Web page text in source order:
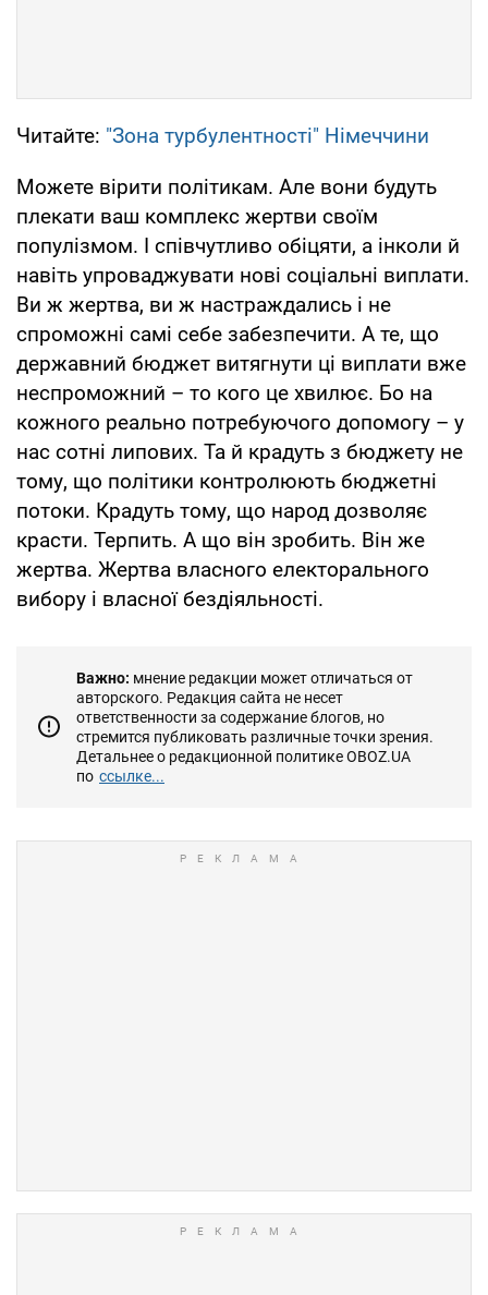
Читайте: "Зона турбулентності" Німеччини
Можете вірити політикам. Але вони будуть
плекати ваш комплекс жертви своїм
популізмом. І співчутливо обіцяти, а інколи й
навіть упроваджувати нові соціальні виплати.
Ви ж жертва, ви ж настраждались і не
спроможні самі себе забезпечити. А те, що
державний бюджет витягнути ці виплати вже
неспроможний – то кого це хвилює. Бо на
кожного реально потребуючого допомогу – у
нас сотні липових. Та й крадуть з бюджету не
тому, що політики контролюють бюджетні
потоки. Крадуть тому, що народ дозволяє
красти. Терпить. А що він зробить. Він же
жертва. Жертва власного електорального
вибору і власної бездіяльності.
Важно: мнение редакции может отличаться от
авторского. Редакция сайта не несет
ответственности за содержание блогов, но
стремится публиковать различные точки зрения.
Детальнее о редакционной политике OBOZ.UA
по ссылке...